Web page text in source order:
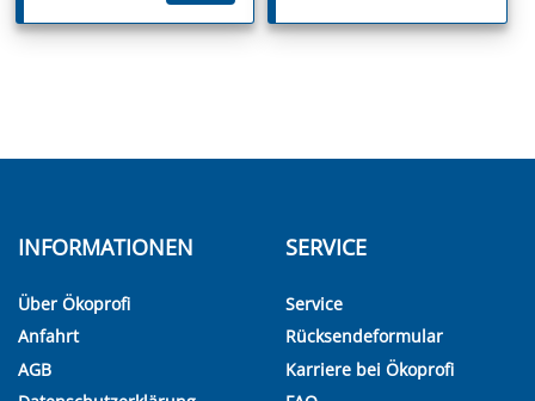
INFORMATIONEN
Über Ökoprofi
Anfahrt
AGB
SERVICE
Service
Rücksendeformular
Karriere bei Ökoprofi